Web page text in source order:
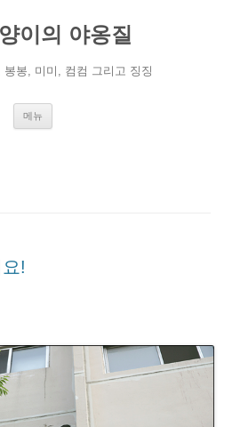
이의 야옹질
봉, 미미, 컴컴 그리고 징징
메뉴
!